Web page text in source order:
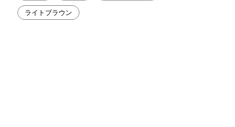
ライトブラウン